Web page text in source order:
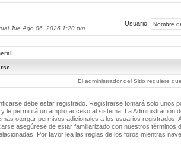
Jue Ago 06, 2026 1:20 pm
Usuario:
El administrador del Sitio requiere
debe estar registrado. Registrarse tomará solo unos
le permitirá un amplio acceso al sistema. La Administración
otorgar permisos adicionales a los usuarios registrados.
asegúrese de estar familiarizado con nuestros términos
Por favor lea las reglas de los foros mientras